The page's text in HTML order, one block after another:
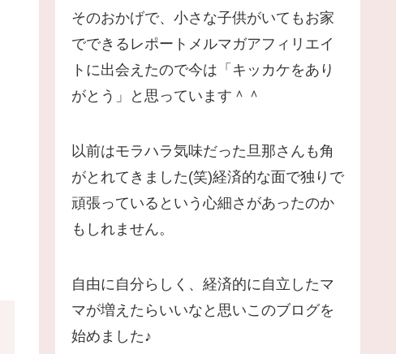
そのおかげで、小さな子供がいてもお家
でできるレポートメルマガアフィリエイ
トに出会えたので今は「キッカケをあり
がとう」と思っています＾＾
以前はモラハラ気味だった旦那さんも角
がとれてきました(笑)経済的な面で独りで
頑張っているという心細さがあったのか
もしれません。
自由に自分らしく、経済的に自立したマ
マが増えたらいいなと思いこのブログを
始めました♪